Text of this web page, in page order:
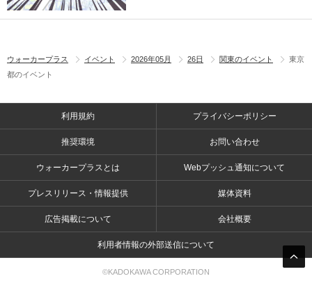
ウォーカープラス イベント 2026年05月 26日 関東のイベント
東京
都のイベント
利用規約 プライバシーポリシー
推奨環境 お問い合わせ
ウォーカープラスとは Webプッシュ通知について
プレスリリース・情報提供 媒体資料
広告掲載について 会社概要
利用者情報の外部送信について
©KADOKAWA CORPORATION